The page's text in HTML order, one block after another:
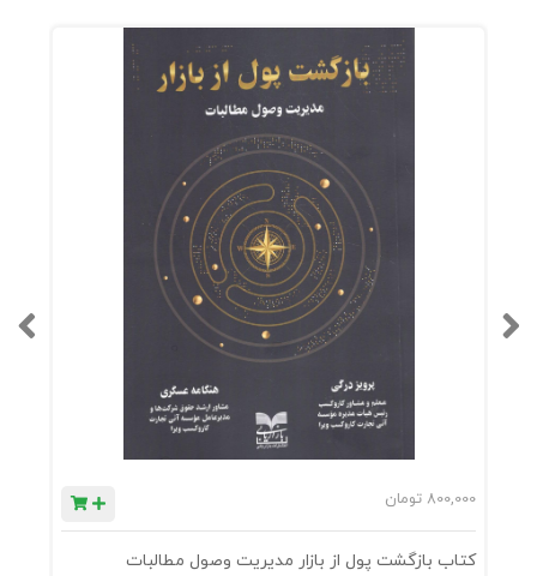
800,000 تومان
کتاب بازگشت پول از بازار مدیریت وصول مطالبات